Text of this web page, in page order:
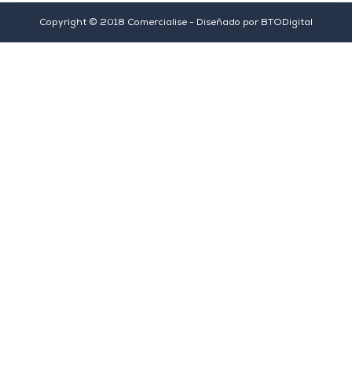
Copyright © 2018 Comercialise - Diseñado por BTODigital